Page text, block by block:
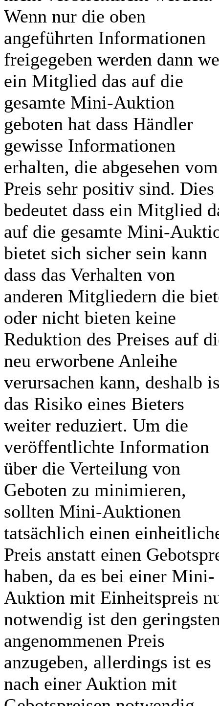
Wenn nur die oben
angeführten Informationen
freigegeben werden dann
ein Mitglied das auf die
gesamte Mini-Auktion
geboten hat dass Händler
gewisse Informationen
erhalten, die abgesehen vom
Preis sehr positiv sind. Dies
bedeutet dass ein Mitglied
auf die gesamte Mini-
bietet sich sicher sein kann
dass das Verhalten von
anderen Mitgliedern die
oder nicht bieten keine
Reduktion des Preises auf
neu erworbene Anleihe
verursachen kann, deshalb
das Risiko eines Bieters
weiter reduziert. Um die
veröffentlichte Information
über die Verteilung von
Geboten zu minimieren,
sollten Mini-Auktionen
tatsächlich einen
Preis anstatt einen
haben, da es bei einer Mini-
Auktion mit Einheitspreis
notwendig ist den
angenommenen Preis
anzugeben, allerdings ist es
nach einer Auktion mit